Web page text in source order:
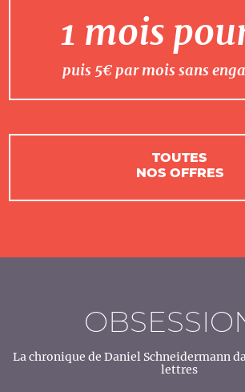
1 mois
puis 5€ par mois sans
TOUTES
NOS OFFRES
La chronique de Daniel Schneidermann
lettres